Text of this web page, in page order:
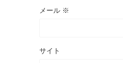
メール ※
サイト